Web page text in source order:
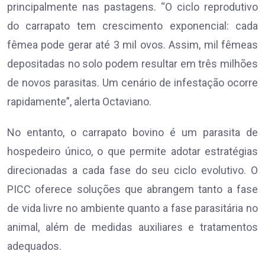
principalmente nas pastagens. “O ciclo reprodutivo
do carrapato tem crescimento exponencial: cada
fêmea pode gerar até 3 mil ovos. Assim, mil fêmeas
depositadas no solo podem resultar em três milhões
de novos parasitas. Um cenário de infestação ocorre
rapidamente”, alerta Octaviano.
No entanto, o carrapato bovino é um parasita de
hospedeiro único, o que permite adotar estratégias
direcionadas a cada fase do seu ciclo evolutivo. O
PICC oferece soluções que abrangem tanto a fase
de vida livre no ambiente quanto a fase parasitária no
animal, além de medidas auxiliares e tratamentos
adequados.